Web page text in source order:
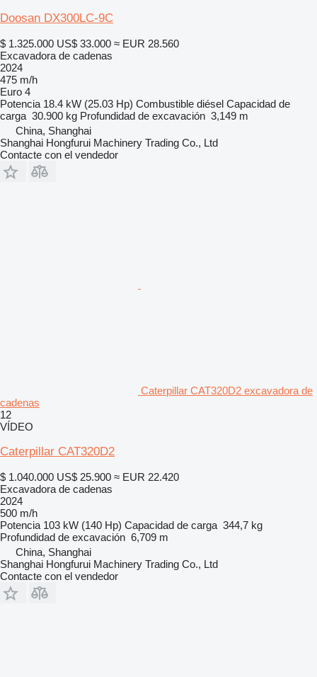
Doosan DX300LC-9C
$ 1.325.000 US$ 33.000 ≈ EUR 28.560
Excavadora de cadenas
2024
475 m/h
Euro 4
Potencia 18.4 kW (25.03 Hp) Combustible diésel Capacidad de
carga 30.900 kg Profundidad de excavación 3,149 m
China, Shanghai
Shanghai Hongfurui Machinery Trading Co., Ltd
Contacte con el vendedor
Caterpillar CAT320D2 excavadora de
cadenas
12
VÍDEO
Caterpillar CAT320D2
$ 1.040.000 US$ 25.900 ≈ EUR 22.420
Excavadora de cadenas
2024
500 m/h
Potencia 103 kW (140 Hp) Capacidad de carga 344,7 kg
Profundidad de excavación 6,709 m
China, Shanghai
Shanghai Hongfurui Machinery Trading Co., Ltd
Contacte con el vendedor